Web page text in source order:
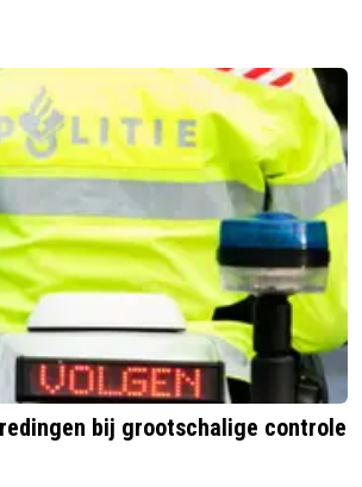
bij grootschalige controle